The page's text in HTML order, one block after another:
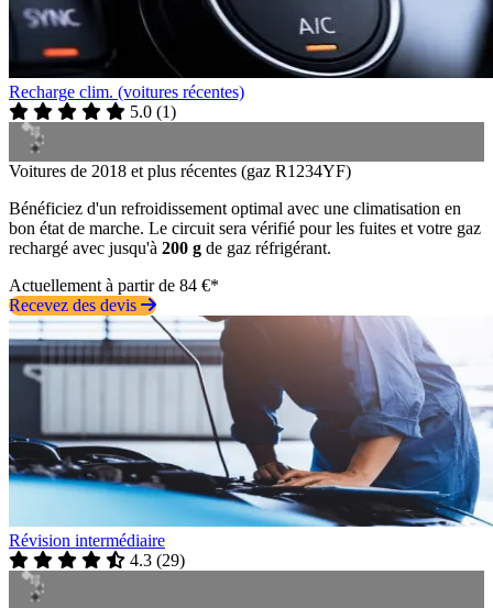
Recharge clim. (voitures récentes)
5.0 (1)
Voitures de 2018 et plus récentes (gaz R1234YF)
Bénéficiez d'un refroidissement optimal avec une climatisation en
bon état de marche. Le circuit sera vérifié pour les fuites et votre gaz
rechargé avec jusqu'à 200 g de gaz réfrigérant.
Actuellement à partir de 84 €*
Recevez des devis
Révision intermédiaire
4.3 (29)